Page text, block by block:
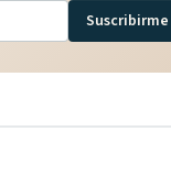
Suscribirme